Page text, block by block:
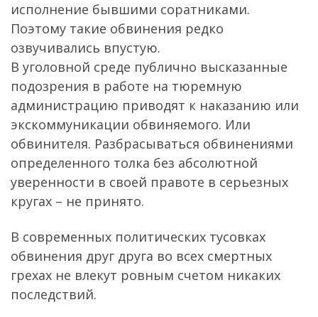
исполнение бывшими соратниками.
Поэтому такие обвинения редко
озвучивались впустую.
В уголовной среде публично высказанные
подозрения в работе на тюремную
администрацию приводят к наказанию или
экскоммуникации обвиняемого. Или
обвинителя. Разбрасываться обвинениями
определенного толка без абсолютной
уверенности в своей правоте в серьезных
кругах – не принято.
В современных политических тусовках
обвинения друг друга во всех смертных
грехах не влекут ровным счетом никаких
последствий.